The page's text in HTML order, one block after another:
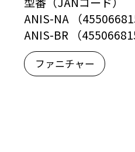
ANIS-NA （
ANIS-BR （
ファニチャー